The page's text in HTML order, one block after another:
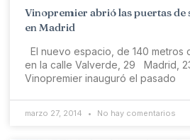
Vinopremier abrió las puertas de
en Madrid
El nuevo espacio, de 140 metros
en la calle Valverde, 29 Madrid,
Vinopremier inauguró el pasado
marzo 27, 2014 No hay comentarios